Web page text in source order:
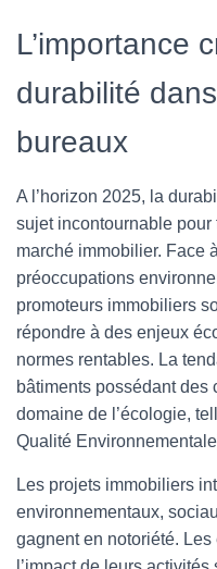
L’importance
durabilité
bureaux
A l’horizon 2025, la
sujet incontournable
marché immobilier. Face
préoccupations
promoteurs immobiliers
répondre à des enjeux
normes rentables. La
bâtiments possédant
domaine de l’écologie,
Qualité
Les projets immobiliers
environnementaux,
gagnent en notoriété.